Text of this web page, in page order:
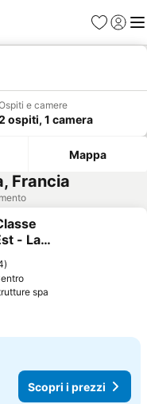
PreferitiAccedi
e camere
ospiti, 1 camera
Mappa
Francia
ai preferiti
- La
spa
Scopri i prezzi